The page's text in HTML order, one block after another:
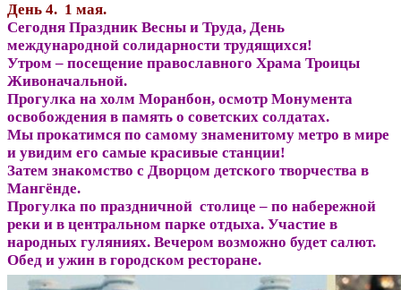
День 4. 1 мая.
Сегодня Праздник Весны и Труда, День
международной солидарности трудящихся!
Утром – посещение православного Храма Троицы
Живоначальной.
Прогулка на холм Моранбон, осмотр Монумента
освобождения в память о советских солдатах.
Мы прокатимся по самому знаменитому метро в мире
и увидим его самые красивые станции!
Затем знакомство с Дворцом детского творчества в
Мангёнде.
Прогулка по праздничной столице – по набережной
реки и в центральном парке отдыха. Участие в
народных гуляниях. Вечером возможно будет салют.
Обед и ужин в городском ресторане.